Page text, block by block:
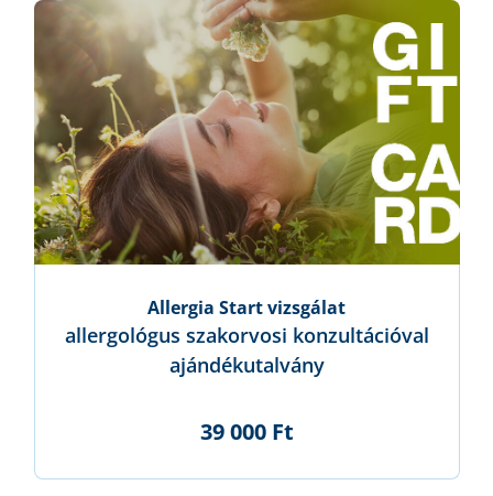
Allergia Start vizsgálat
allergológus szakorvosi konzultációval
ajándékutalvány
39 000 Ft